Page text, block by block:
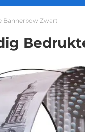
Bannerbow Zwart